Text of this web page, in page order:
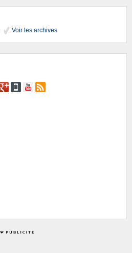
Voir les archives